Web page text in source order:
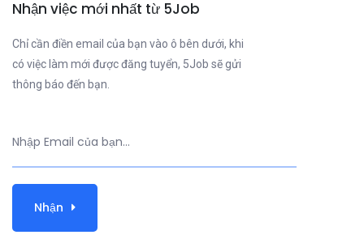
Nhận việc mới nhất từ 5Job
Chỉ cần điền email của bạn vào ô bên dưới, khi
có việc làm mới được đăng tuyển, 5Job sẽ gửi
thông báo đến bạn.
Nhận